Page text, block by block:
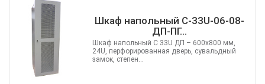
Шкаф напольный С-33U-06-08-
ДП-ПГ...
Шкаф напольный C 33U ДП – 600x800 мм,
24U, перфорированная дверь, сувальдный
замок, степен...